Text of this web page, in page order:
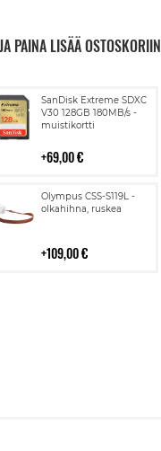
PAINA LISÄÄ OSTOSKORIIN
SanDisk Extreme SDXC
V30 128GB 180MB/s -
muistikortti
69,00 €
Lisää
ostoskoriin
Olympus CSS-S119L -
olkahihna, ruskea
109,00 €
Lisää
ostoskoriin